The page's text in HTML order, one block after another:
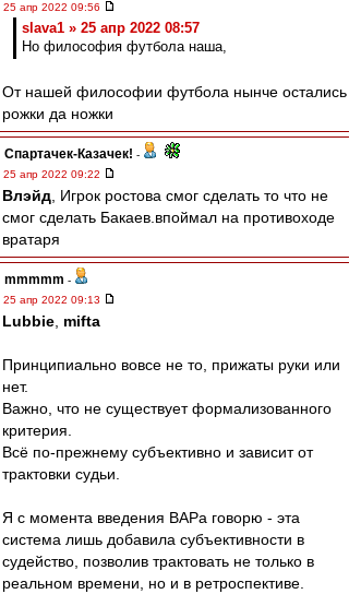
25 апр 2022 09:56
slava1 » 25 апр 2022 08:57
Но философия футбола наша,
От нашей философии футбола нынче остались
рожки да ножки
Спартачек-Казачек! -
25 апр 2022 09:22
Влэйд , Игрок ростова смог сделать то что не
смог сделать Бакаев.впоймал на противоходе
вратаря
mmmmm -
25 апр 2022 09:13
Lubbie mifta
Принципиально вовсе не то, прижаты руки или
нет.
Важно, что не существует формализованного
критерия.
Всё по-прежнему субъективно и зависит от
трактовки судьи.
Я с момента введения ВАРа говорю - эта
система лишь добавила субъективности в
судейство, позволив трактовать не только в
реальном времени, но и в ретроспективе.